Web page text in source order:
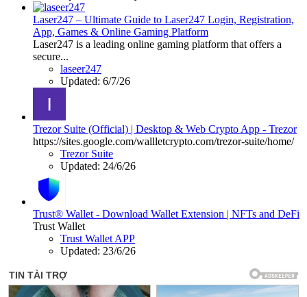
Laser247 – Ultimate Guide to Laser247 Login, Registration,
App, Games & Online Gaming Platform
Laser247 is a leading online gaming platform that offers a
secure...
laseer247
Updated: 6/7/26
Trezor Suite (Official) | Desktop & Web Crypto App - Trezor
https://sites.google.com/wallletcrypto.com/trezor-suite/home/
Trezor Suite
Updated: 24/6/26
Trust® Wallet - Download Wallet Extension | NFTs and DeFi
Trust Wallet
Trust Wallet APP
Updated: 23/6/26